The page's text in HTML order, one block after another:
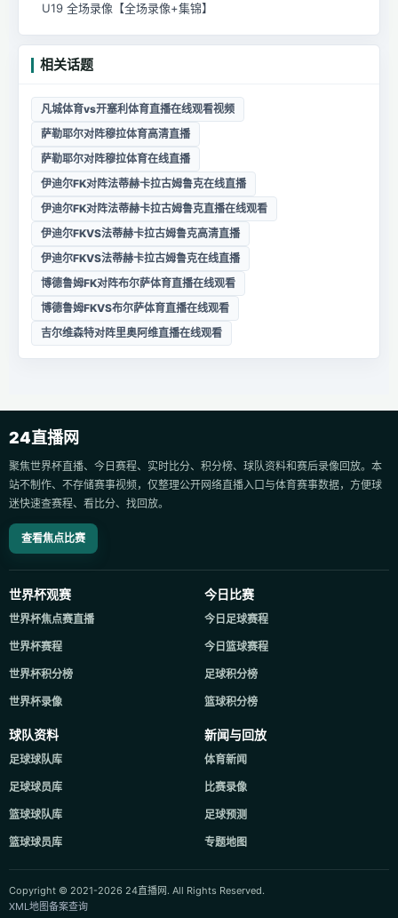
U19 全场录像【全场录像+集锦】
相关话题
凡城体育vs开塞利体育直播在线观看视频
萨勒耶尔对阵穆拉体育高清直播
萨勒耶尔对阵穆拉体育在线直播
伊迪尔FK对阵法蒂赫卡拉古姆鲁克在线直播
伊迪尔FK对阵法蒂赫卡拉古姆鲁克直播在线观看
伊迪尔FKVS法蒂赫卡拉古姆鲁克高清直播
伊迪尔FKVS法蒂赫卡拉古姆鲁克在线直播
博德鲁姆FK对阵布尔萨体育直播在线观看
博德鲁姆FKVS布尔萨体育直播在线观看
吉尔维森特对阵里奥阿维直播在线观看
24直播网
聚焦世界杯直播、今日赛程、实时比分、积分榜、球队资料和赛后录像回放。本
站不制作、不存储赛事视频，仅整理公开网络直播入口与体育赛事数据，方便球
迷快速查赛程、看比分、找回放。
查看焦点比赛
世界杯观赛
世界杯焦点赛直播
世界杯赛程
世界杯积分榜
世界杯录像
今日比赛
今日足球赛程
今日篮球赛程
足球积分榜
篮球积分榜
球队资料
足球球队库
足球球员库
篮球球队库
篮球球员库
新闻与回放
体育新闻
比赛录像
足球预测
专题地图
Copyright © 2021-2026 24直播网. All Rights Reserved.
XML地图备案查询